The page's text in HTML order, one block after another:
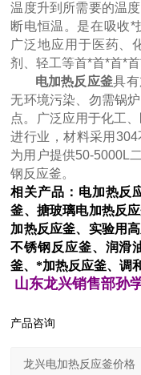
温度升到所需要的温
断电恒温。是在吸收*
广泛地应用于医药、
剂、轻工等首*首*首*
电加热反应釜具
无环境污染、勿需锅
点。广泛应用于化工
进行业，材料采用304
为用户提供50-5000L
钢反应釜。
相关产品：电加热反
釜、搪玻璃电加热反
加热反应釜、实验用
不锈钢反应釜、润滑
釜、*加热反应釜、调
山东龙兴销售部孙
产品咨询